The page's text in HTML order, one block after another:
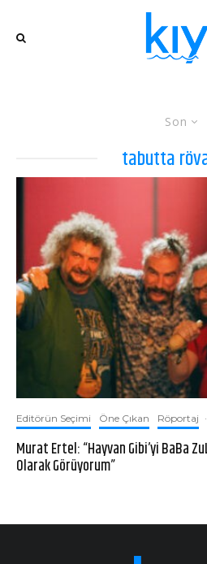
Son
tabutta
Editörün Seçimi Öne Çıkan Röportaj ·
Murat Ertel: “Hayvan Gibi’yi BaBa
Olarak Görüyorum”